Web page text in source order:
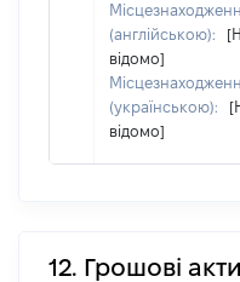
(англійською):
відомо]
(українською):
відомо]
12. Грошові